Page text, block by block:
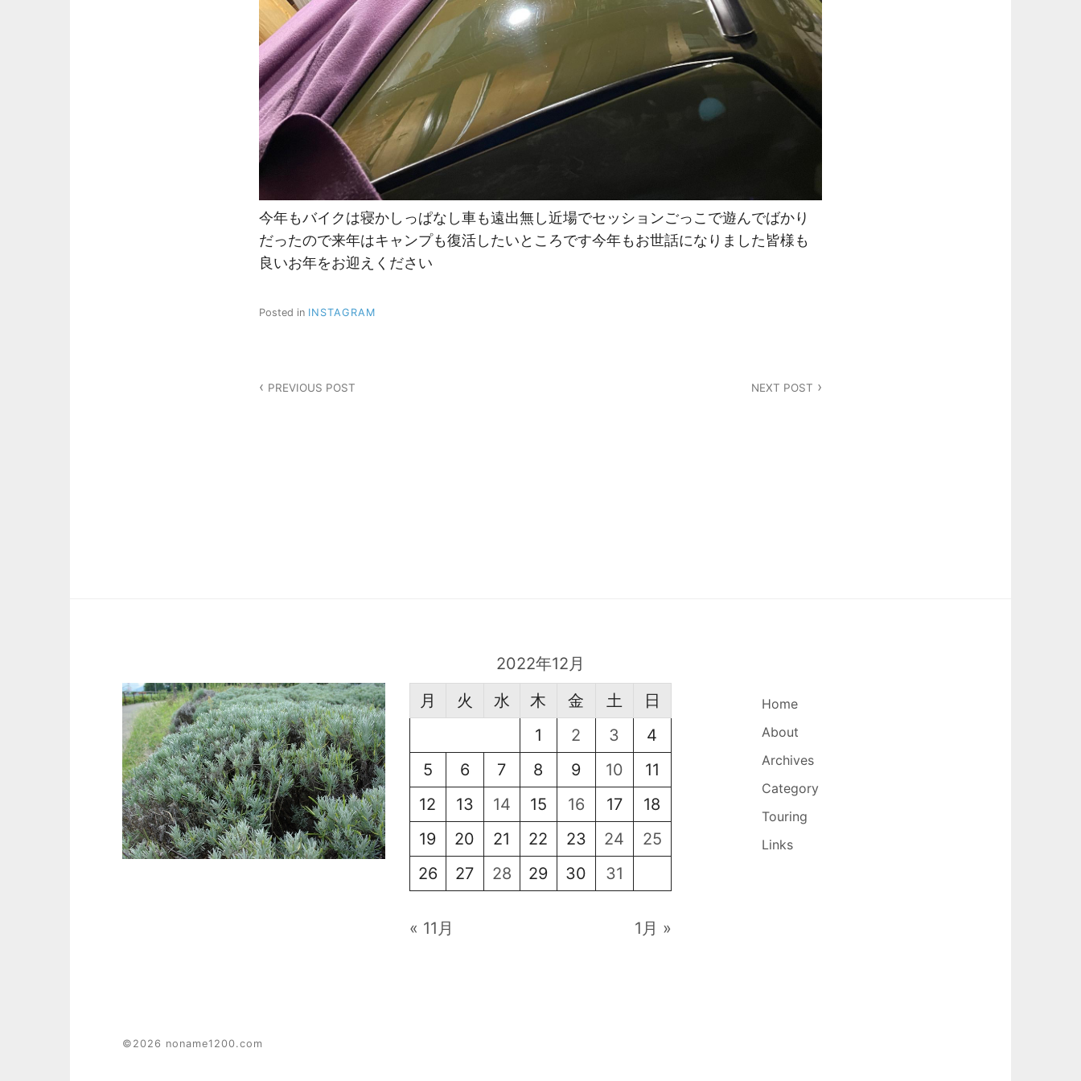
今年もバイクは寝かしっぱなし車も遠出無し近場でセッションごっこで遊んでばかり
だったので来年はキャンプも復活したいところです今年もお世話になりました皆様も
良いお年をお迎えください
Posted in INSTAGRAM
PREVIOUS POST NEXT POST
2022年12月
月
火 水 木 金 土
日
1
2 3
4
5
6 7 8 9 10
11
12
13 14 15 16 17
18
19
20 21 22 23 24
25
26
27 28 29 30 31
« 11月 1月 »
Home
About
Archives
Category
Touring
Links
©2026 noname1200.com